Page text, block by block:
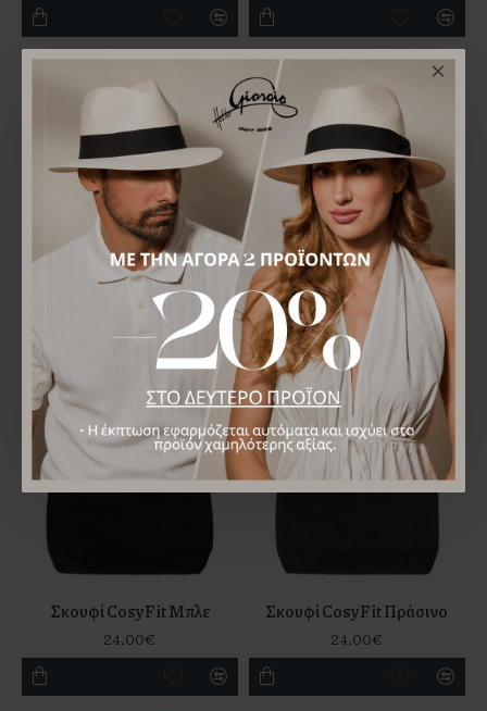
Σκουφί CosyFit Μπεζ
24,00€
Σκουφί CosyFit Γκρι
24,00€
Σκουφί CosyFit Μπλε
24,00€
Σκουφί CosyFit Πράσινο
24,00€